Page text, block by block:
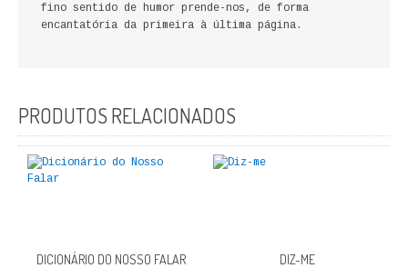
BIOGRAFIA
LABIRINTOS DE EROS
NOVA BIBLIOTECA COSMOS
fino sentido de humor prende-nos, de forma
encantatória da primeira à última página.
PRODUTOS RELACIONADOS
DICIONÁRIO DO NOSSO FALAR DIZ-ME